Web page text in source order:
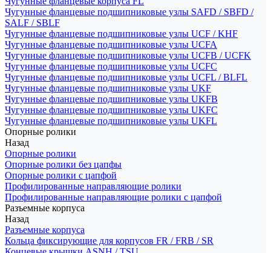
Чугунные фланцевые подшипниковые узлы SAFD / SBFD /
SALF / SBLF
Чугунные фланцевые подшипниковые узлы UCF / KHF
Чугунные фланцевые подшипниковые узлы UCFA
Чугунные фланцевые подшипниковые узлы UCFB / UCFK
Чугунные фланцевые подшипниковые узлы UCFC
Чугунные фланцевые подшипниковые узлы UCFL / BLFL
Чугунные фланцевые подшипниковые узлы UKF
Чугунные фланцевые подшипниковые узлы UKFB
Чугунные фланцевые подшипниковые узлы UKFC
Чугунные фланцевые подшипниковые узлы UKFL
Опорные ролики
Назад
Опорные ролики
Опорные ролики без цапфы
Опорные ролики с цапфой
Профилированные направляющие ролики
Профилированные направляющие ролики с цапфой
Разъемные корпуса
Назад
Разъемные корпуса
Кольца фиксирующие для корпусов FR / FRB / SR